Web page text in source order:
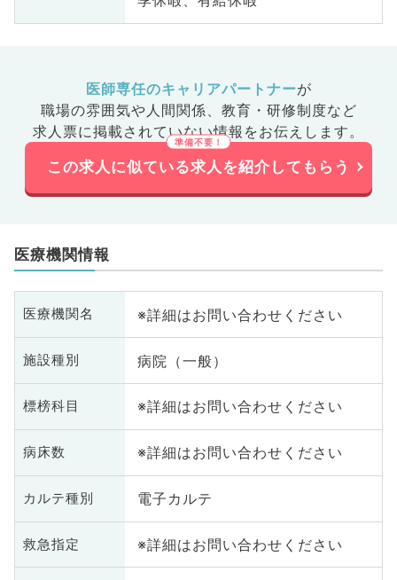
医師専任のキャリアパートナーが
職場の雰囲気や人間関係、 教育・研修制度など
求人票に掲載されていない情報をお伝えします。
この求人に似ている求人を紹介してもらう
医療機関情報
医療機関名 ※詳細はお問い合わせください
施設種別 病院（一般）
標榜科目 ※詳細はお問い合わせください
病床数 ※詳細はお問い合わせください
カルテ種別 電子カルテ
救急指定 ※詳細はお問い合わせください